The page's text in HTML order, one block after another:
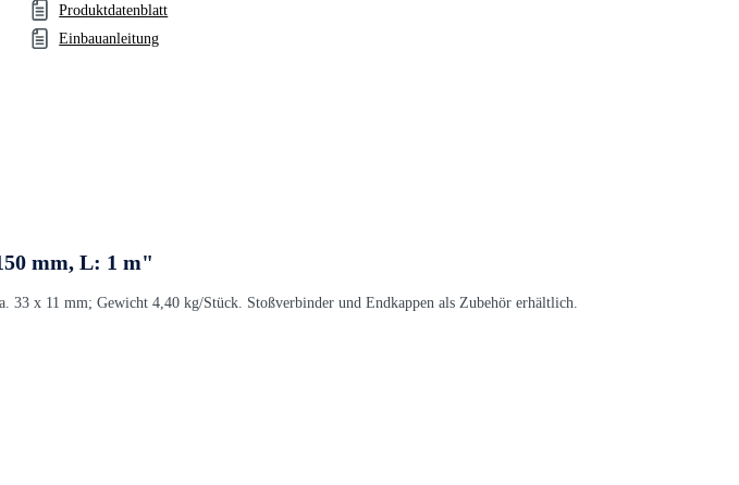
Produktdatenblatt
Einbauanleitung
mm, L: 1 m"
x 11 mm; Gewicht 4,40 kg/Stück. Stoßverbinder und Endkappen als Zubehör erhältlich.